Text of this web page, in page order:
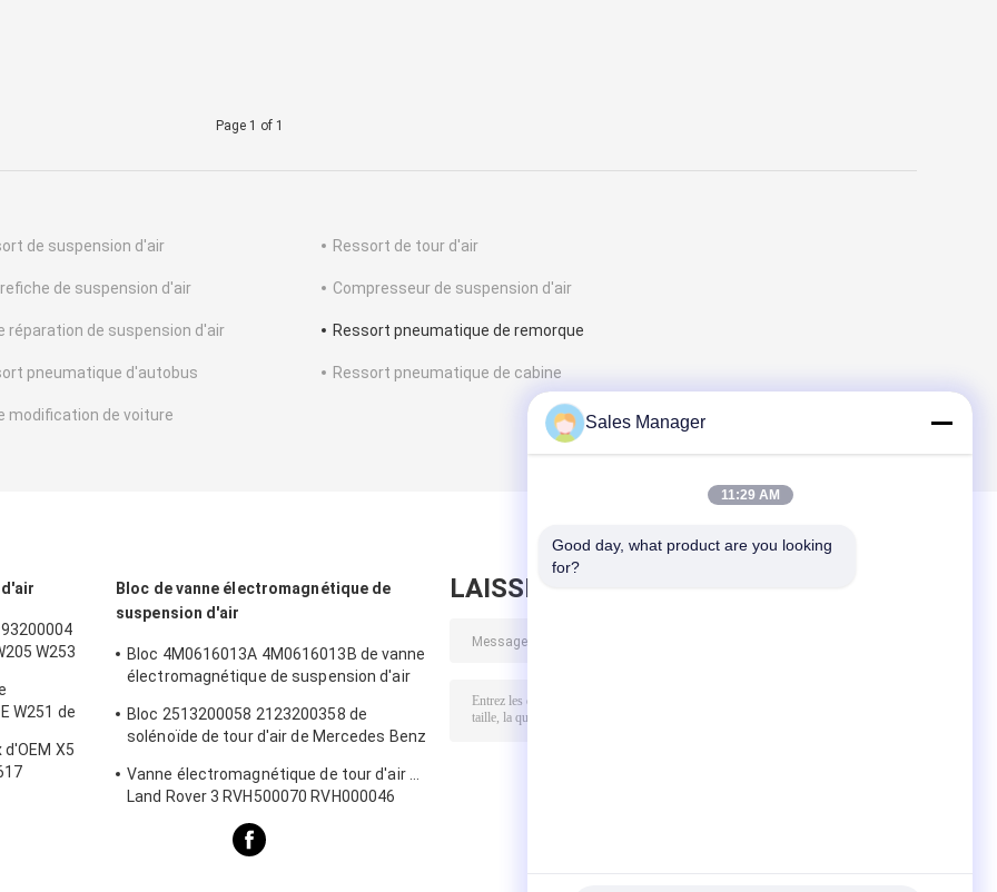
Page 1 of 1
de suspension d'air Ressort de tour d'air
de suspension d'air Compresseur de suspension d'air
réparation de suspension d'air Ressort pneumatique de remorque
pneumatique d'autobus Ressort pneumatique de cabine
modification de voiture
W253
W251 de
X5
Bloc de vanne électromagnétique de
suspension d'air
Bloc 4M0616013A 4M0616013B de vanne
électromagnétique de suspension d'air
Bloc 2513200058 2123200358 de
solénoïde de tour d'air de Mercedes Benz
Vanne électromagnétique de tour d'air de
Land Rover 3 RVH500070 RVH000046
LAISSEZ UN MESSAGE
Sales Manager
11:29 AM
Good day, what product are you looking
for?